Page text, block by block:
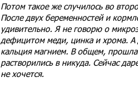
Потом такое же случилось во
После двух беременностей и
удивительно. Я не говорю о
дефицитом меди, цинка и хрома. А
кальция магнием. В общем, прошла
растворились в никуда. Сейчас
не хочется.